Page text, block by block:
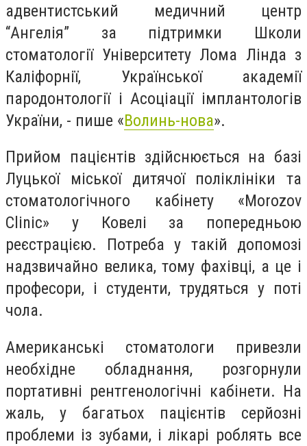
адвентистський медичний центр
“Ангелія” за підтримки Школи
стоматології Університету Лома Лінда з
Каліфорнії, Української академії
пародонтології і Асоціації імплантологів
України, - пише «Волинь-нова».
Прийом пацієнтів здійснюється на базі
Луцької міської дитячої поліклініки та
стоматологічного кабінету «Morozov
Clinic» у Ковелі за попередньою
реєстрацією. Потреба у такій допомозі
надзвичайно велика, тому фахівці, а це і
професори, і студенти, трудяться у поті
чола.
Американські стоматологи привезли
необхідне обладнання, розгорнули
портативні рентгенологічні кабінети. На
жаль, у багатьох пацієнтів серйозні
проблеми із зубами, і лікарі роблять все